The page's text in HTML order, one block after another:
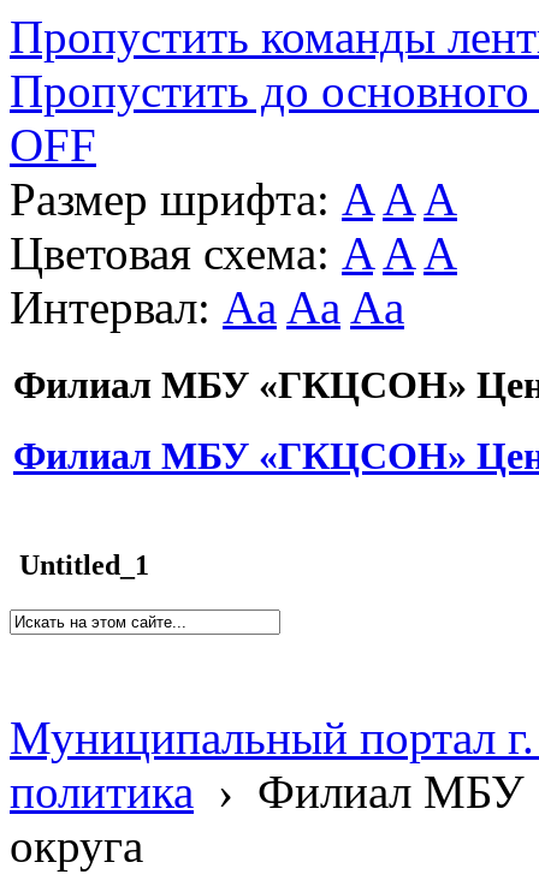
Пропустить команды
Пропустить до основного
OFF
Размер шрифта: A A A
Цветовая схема: A A A
Интервал: Aa Aa Aa
Филиал МБУ «ГКЦСОН»
Филиал МБУ «ГКЦСОН»
Untitled_1
Муниципальный портал
политика › Филиал МБУ
округа